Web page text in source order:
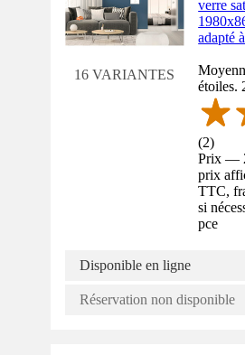
16 VARIANTES
verre
adapté
étoiles.
(2)
Prix —
prix
TTC,
si
pce
Disponible en ligne
Réservation non disponible